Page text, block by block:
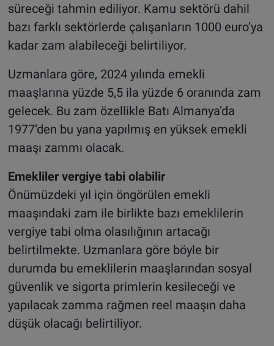
süreceği tahmin ediliyor. Kamu sektörü dahil
bazı farklı sektörlerde çalışanların 1000 euro’ya
kadar zam alabileceği belirtiliyor.
Uzmanlara göre, 2024 yılında emekli
maaşlarına yüzde 5,5 ila yüzde 6 oranında zam
gelecek. Bu zam özellikle Batı Almanya’da
1977’den bu yana yapılmış en yüksek emekli
maaşı zammı olacak.
Emekliler vergiye tabi olabilir
Önümüzdeki yıl için öngörülen emekli
maaşındaki zam ile birlikte bazı emeklilerin
vergiye tabi olma olasılığının artacağı
belirtilmekte. Uzmanlara göre böyle bir
durumda bu emeklilerin maaşlarından sosyal
güvenlik ve sigorta primlerin kesileceği ve
yapılacak zamma rağmen reel maaşın daha
düşük olacağı belirtiliyor.